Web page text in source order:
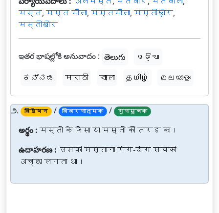
मस्त, मस्त मौला, मस्तमौला, मस्तीख़ोर,
मस्तीखोर
ఇతర భాషల్లోకి అనువాదం : తెలుగు
ଓଡ଼ିଆ
ಕನ್ನಡ
मराठी বাংলা தமிழ் മലയാളം
౨. विशेषण / विवरणात्मक / गुणसूचक
అర్థం : मस्तों के जैसा या मस्तों की तरह का।
ఉదాహరణ : उसकी मस्ताना रंग-ढंग सबको
अच्छा लगता था।